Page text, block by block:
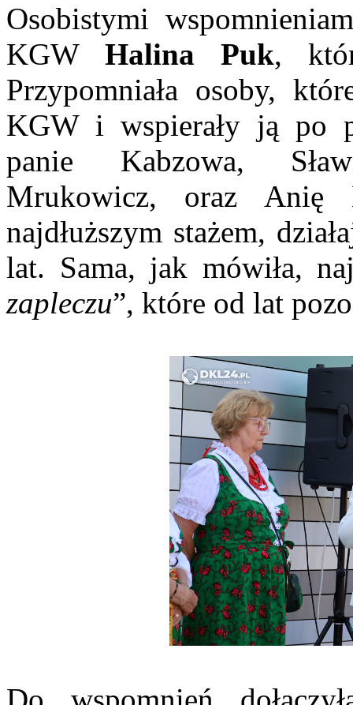
Osobistymi
KGW Halina Puk,
Przypomniała osoby,
KGW i wspierały ją po
panie Kabzowa,
Mrukowicz, oraz Anię
najdłuższym stażem,
lat. Sama, jak mówiła,
zapleczu”, które od lat